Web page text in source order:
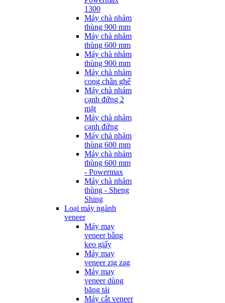
1300
Máy chà nhám
thùng 900 mm
Máy chà nhám
thùng 600 mm
Máy chà nhám
thùng 900 mm
Máy chà nhám
cong chân ghế
Máy chà nhám
cạnh đứng 2
mặt
Máy chà nhám
cạnh đứng
Máy chà nhám
thùng 600 mm
Máy chà nhám
thùng 600 mm
- Powermax
Máy chà nhám
thùng - Sheng
Shing
Loại máy ngành
veneer
Máy may
veneer bằng
keo giấy
Máy may
veneer zig zag
Máy may
veneer dùng
băng tải
Máy cắt veneer